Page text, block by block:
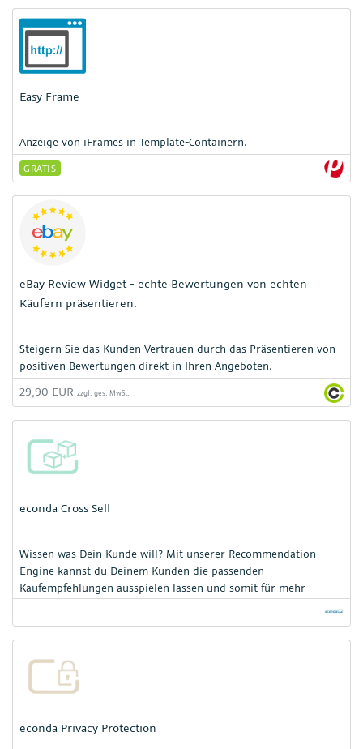
Easy Frame
Anzeige von iFrames in Template-Containern.
GRATIS
eBay Review Widget - echte Bewertungen von echten
Käufern präsentieren.
Steigern Sie das Kunden-Vertrauen durch das Präsentieren von
positiven Bewertungen direkt in Ihren Angeboten.
29,90 EUR zzgl. ges. MwSt.
econda Cross Sell
Wissen was Dein Kunde will? Mit unserer Recommendation
Engine kannst du Deinem Kunden die passenden
Kaufempfehlungen ausspielen lassen und somit für mehr
econda Privacy Protection